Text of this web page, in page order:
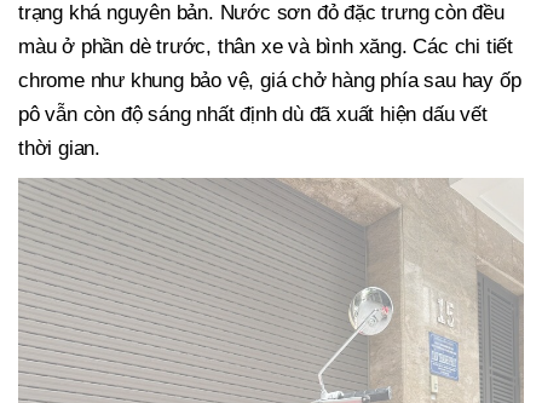
trạng khá nguyên bản. Nước sơn đỏ đặc trưng còn đều
màu ở phần dè trước, thân xe và bình xăng. Các chi tiết
chrome như khung bảo vệ, giá chở hàng phía sau hay ốp
pô vẫn còn độ sáng nhất định dù đã xuất hiện dấu vết
thời gian.